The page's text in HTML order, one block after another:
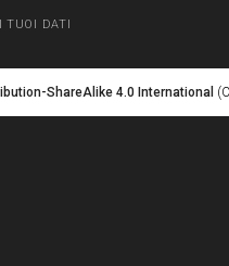
TUOI DATI
ShareAlike 4.0 International